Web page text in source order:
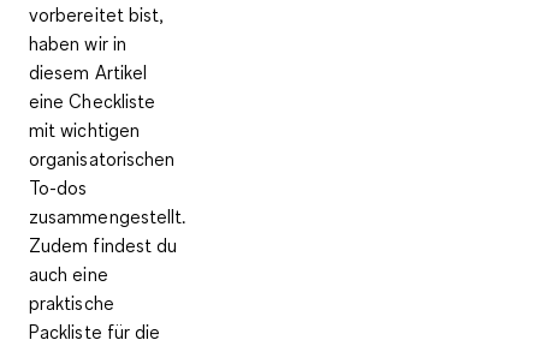
vorbereitet bist,
haben wir in
diesem Artikel
eine Checkliste
mit wichtigen
organisatorischen
To-dos
zusammengestellt.
Zudem findest du
auch eine
praktische
Packliste für die